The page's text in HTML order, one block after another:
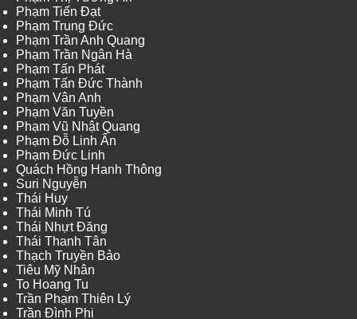
Phạm Tiến Đạt
Phạm Trung Đức
Phạm Trần Anh Quang
Phạm Trần Ngân Hà
Phạm Tấn Phát
Phạm Tấn Đức Thành
Phạm Vân Anh
Phạm Văn Tuyền
Phạm Vũ Nhật Quang
Phạm Đỗ Linh Ấn
Phạm Đức Linh
Quách Hồng Hanh Thông
Suri Nguyễn
Thái Huy
Thái Minh Tú
Thái Nhựt Đăng
Thái Thanh Tân
Thạch Truyền Bảo
Tiêu Mỹ Nhân
To Hoang Tu
Trần Phạm Thiên Lý
Trần Đình Phi